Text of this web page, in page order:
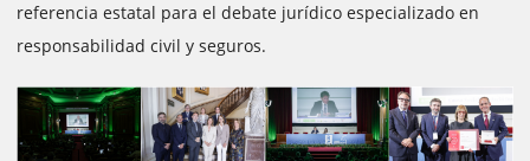
referencia estatal para el debate jurídico especializado en
responsabilidad civil y seguros.